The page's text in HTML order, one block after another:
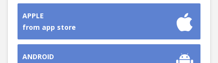
APPLE
from app store
ANDROID